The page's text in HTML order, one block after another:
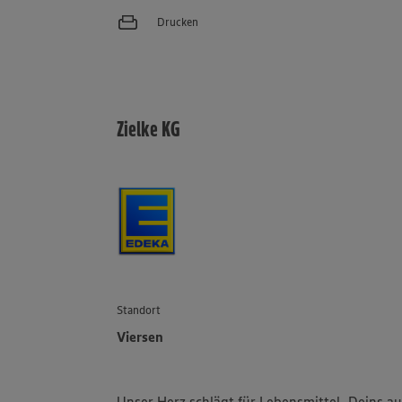
Drucken
Zielke KG
Standort
Viersen